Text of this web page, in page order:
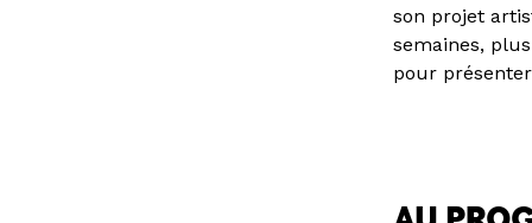
son projet
semaines,
pour